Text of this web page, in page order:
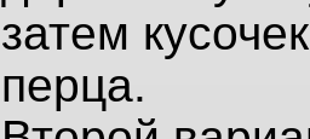
затем
перца.